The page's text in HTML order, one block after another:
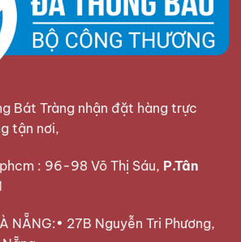
Bát Tràng nhận đặt hàng trực
tận nơi,
: 96-98 Võ Thị Sáu, P.Tân
NẴNG:• 27B Nguyễn Tri Phương,